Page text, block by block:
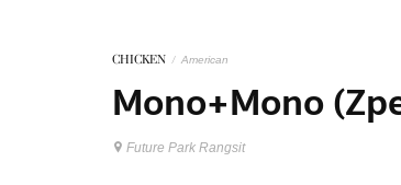
CHICKEN / American
Mono+Mono
Future Park Rangsit